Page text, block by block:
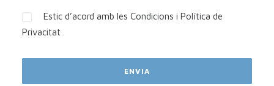
Estic d’acord amb les Condicions i Política de
Privacitat